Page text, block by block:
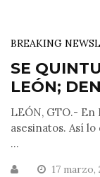
BREAKING NEWS
SE
LEÓN;
LEÓN, GTO.-
asesinatos. Así
...
17 marzo,